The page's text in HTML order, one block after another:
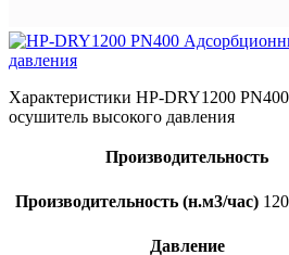
Характеристики HP-DRY1200
осушитель высокого давления
Производительность
Производительность (н.м3/час)
Давление